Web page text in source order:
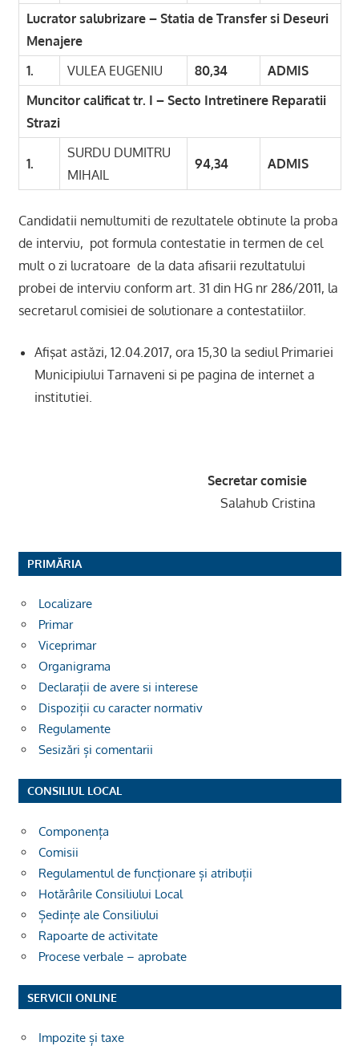
Lucrator salubrizare – Statia de Transfer si Deseuri
Menajere
1.
VULEA EUGENIU 80,34
ADMIS
Muncitor calificat tr. I – Secto Intretinere Reparatii
Strazi
1.
SURDU DUMITRU
MIHAIL
94,34 ADMIS
Candidatii nemultumiti de rezultatele obtinute la proba
de interviu, pot formula contestatie in termen de cel
mult o zi lucratoare de la data afisarii rezultatului
probei de interviu conform art. 31 din HG nr 286/2011, la
secretarul comisiei de solutionare a contestatiilor.
Afişat astăzi, 12.04.2017, ora 15,30 la sediul Primariei
Municipiului Tarnaveni si pe pagina de internet a
institutiei.
Secretar comisie
Salahub Cristina
PRIMĂRIA
Localizare
Primar
Viceprimar
Organigrama
Declarații de avere si interese
Dispoziții cu caracter normativ
Regulamente
Sesizări și comentarii
CONSILIUL LOCAL
Componența
Comisii
Regulamentul de funcționare și atribuții
Hotărârile Consiliului Local
Ședințe ale Consiliului
Rapoarte de activitate
Procese verbale – aprobate
SERVICII ONLINE
Impozite și taxe